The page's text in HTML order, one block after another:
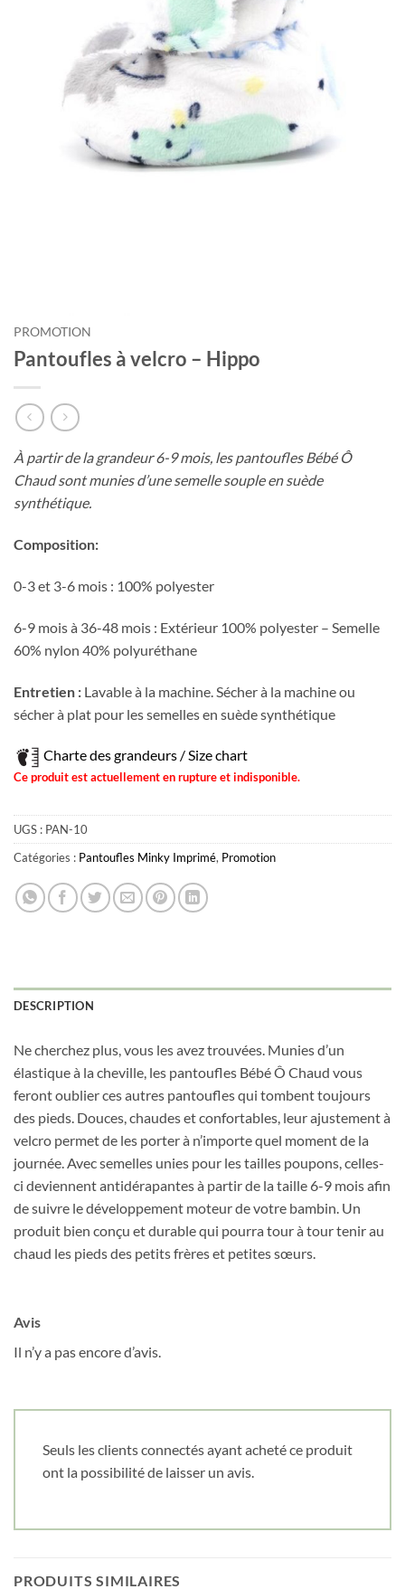
PROMOTION
Pantoufles à velcro – Hippo
À partir de la grandeur 6-9 mois, les pantoufles Bébé Ô
Chaud sont munies d’une semelle souple en suède
synthétique.
Composition:
0-3 et 3-6 mois : 100% polyester
6-9 mois à 36-48 mois : Extérieur 100% polyester – Semelle
60% nylon 40% polyuréthane
Entretien : Lavable à la machine. Sécher à la machine ou
sécher à plat pour les semelles en suède synthétique
Charte des grandeurs / Size chart
Ce produit est actuellement en rupture et indisponible.
UGS : PAN-10
Catégories : Pantoufles Minky Imprimé, Promotion
DESCRIPTION
Ne cherchez plus, vous les avez trouvées. Munies d’un
élastique à la cheville, les pantoufles Bébé Ô Chaud vous
feront oublier ces autres pantoufles qui tombent toujours
des pieds. Douces, chaudes et confortables, leur ajustement à
velcro permet de les porter à n’importe quel moment de la
journée. Avec semelles unies pour les tailles poupons, celles-
ci deviennent antidérapantes à partir de la taille 6-9 mois afin
de suivre le développement moteur de votre bambin. Un
produit bien conçu et durable qui pourra tour à tour tenir au
chaud les pieds des petits frères et petites sœurs.
Avis
Il n’y a pas encore d’avis.
Seuls les clients connectés ayant acheté ce produit
ont la possibilité de laisser un avis.
PRODUITS SIMILAIRES
Obtenez 10% de rabais
Obtenez un 10% de rabais sur votre
prochaine commande en vous inscrivant à
notre infolettre!
Courriel*
Nom*